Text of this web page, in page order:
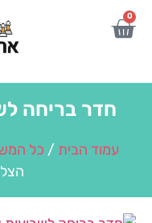
0
חדר בריחה
עמוד הבית / כל